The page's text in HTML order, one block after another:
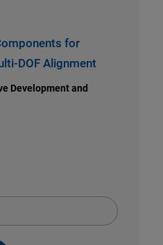
for
DOF Alignment
Development and